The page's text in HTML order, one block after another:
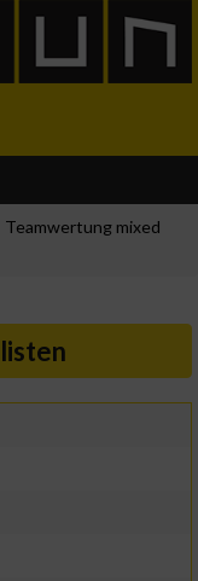
Teamwertung mixed